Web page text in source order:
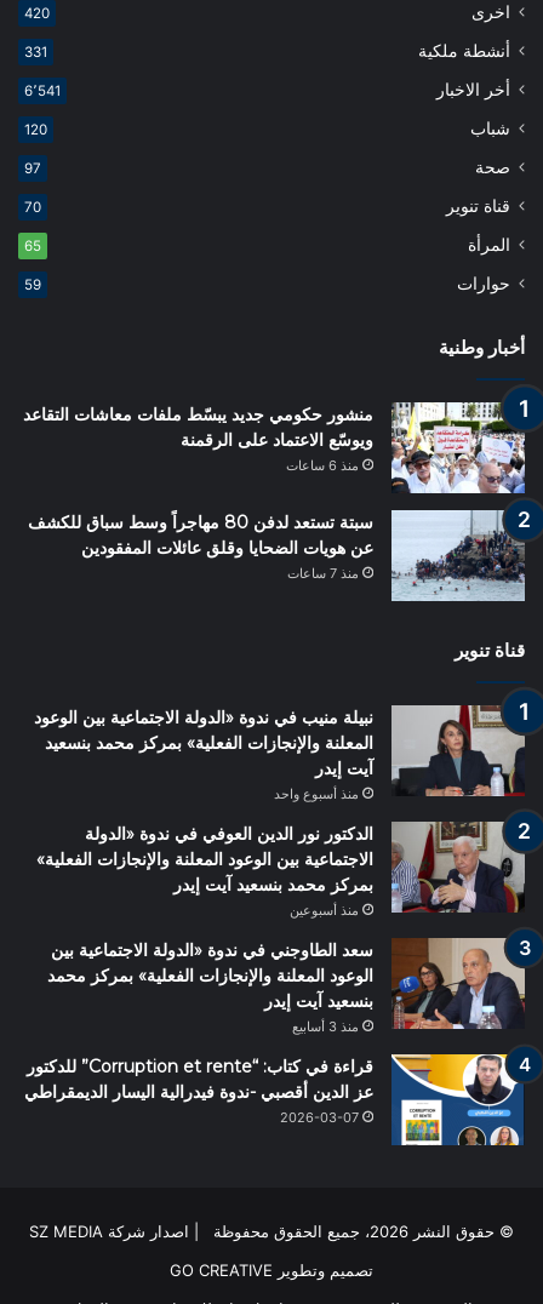
اخرى 420
أنشطة ملكية 331
أخر الاخبار 6٬541
شباب 120
صحة 97
قناة تنوير 70
المرأة 65
حوارات 59
أخبار وطنية
منشور حكومي جديد يبسّط ملفات معاشات التقاعد
ويوسّع الاعتماد على الرقمنة
منذ 6 ساعات
سبتة تستعد لدفن 80 مهاجراً وسط سباق للكشف
عن هويات الضحايا وقلق عائلات المفقودين
منذ 7 ساعات
قناة تنوير
نبيلة منيب في ندوة «الدولة الاجتماعية بين الوعود
المعلنة والإنجازات الفعلية» بمركز محمد بنسعيد
آيت إيدر
منذ أسبوع واحد
الدكتور نور الدين العوفي في ندوة «الدولة
الاجتماعية بين الوعود المعلنة والإنجازات الفعلية»
بمركز محمد بنسعيد آيت إيدر
منذ أسبوعين
سعد الطاوجني في ندوة «الدولة الاجتماعية بين
الوعود المعلنة والإنجازات الفعلية» بمركز محمد
بنسعيد آيت إيدر
منذ 3 أسابيع
قراءة في كتاب: “Corruption et rente” للدكتور
عز الدين أقصبي -ندوة فيدرالية اليسار الديمقراطي
2026-03-07
© حقوق النشر 2026، جميع الحقوق محفوظة | اصدار شركة SZ MEDIA
تصميم وتطوير GO CREATIVE